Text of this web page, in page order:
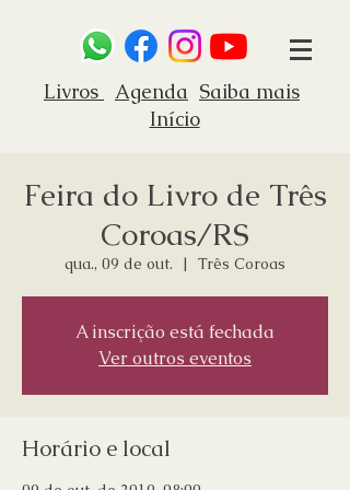
Livros Agenda Saiba mais
Início
Feira do Livro de Três
Coroas/RS
qua., 09 de out.
  |
Três Coroas
A inscrição está fechada
Ver outros eventos
Horário e local